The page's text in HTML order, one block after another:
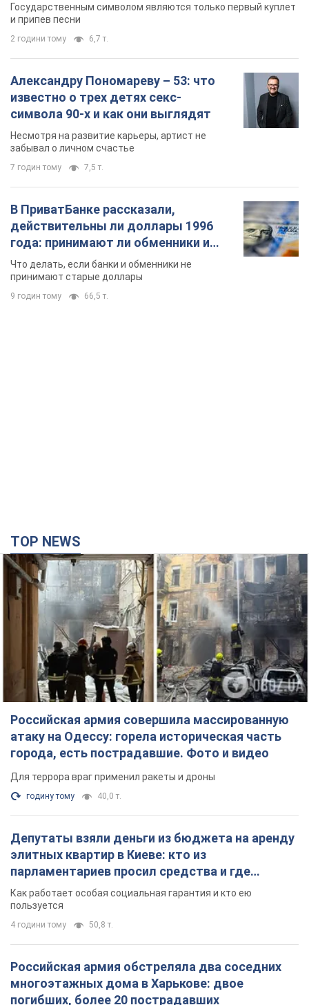
В ПриватБанке рассказали,
действительны ли доллары 1996
года: принимают ли обменники и
банки такие купюры
Что делать, если банки и обменники не
принимают старые доллары
9 годин тому 66,5 т.
Российская армия совершила массированную
атаку на Одессу: горела историческая часть
города, есть пострадавшие. Фото и видео
Для террора враг применил ракеты и дроны
годину тому 40,0 т.
Депутаты взяли деньги из бюджета на аренду
элитных квартир в Киеве: кто из
парламентариев просил средства и где
Как работает особая социальная гарантия и кто ею
пользуется
4 години тому 50,8 т.
Российская армия обстреляла два соседних
многоэтажных дома в Харькове: двое
погибших, более 20 пострадавших
Враг умышленно бьет по жилым домам
годину тому 3,4 т.